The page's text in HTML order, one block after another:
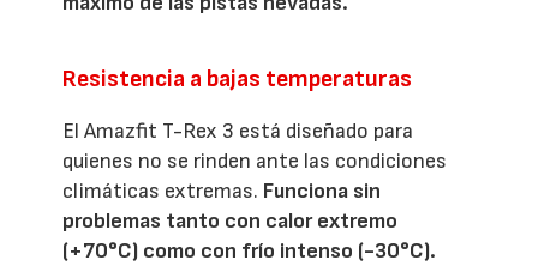
Resistencia a bajas temperaturas
El Amazfit T-Rex 3 está diseñado para
quienes no se rinden ante las condiciones
climáticas extremas. Funciona sin
problemas tanto con calor extremo
(+70°C) como con frío intenso (-30°C).